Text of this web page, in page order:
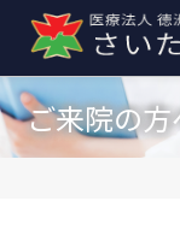
ご来院の